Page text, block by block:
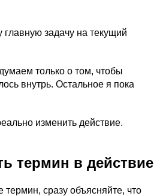
задачу на текущий
только о том, чтобы
внутрь. Остальное я пока
изменить действие.
термин в действие
термин, сразу объясняйте, что